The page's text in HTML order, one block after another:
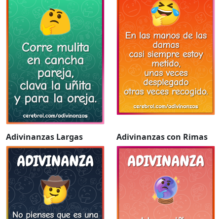
Adivinanzas Largas Adivinanzas con Rimas